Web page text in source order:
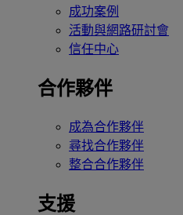
成功案例
活動與網路研討會
信任中心
合作夥伴
成為合作夥伴
尋找合作夥伴
整合合作夥伴
支援